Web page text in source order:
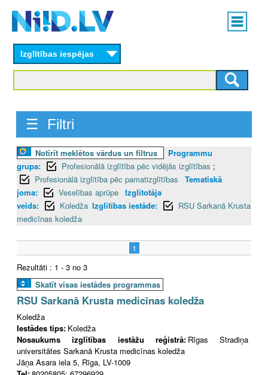
content
Main
menu
Izglītības iespējas
☰ Filtri
Notīrīt meklētos vārdus un filtrus
Programmu
grupa:
Profesionālā izglītība pēc vidējās izglītības ;
Profesionālā izglītība pēc pamatizglītības
Tematiskā
joma:
Veselības aprūpe Izglītotāja
veids:
Koledža Izglītības iestāde:
RSU Sarkanā Krusta
medicīnas koledža
1
Rezultāti : 1 - 3 no 3
Skatīt visas iestādes programmas
RSU Sarkanā Krusta medicīnas koledža
Koledža
Iestādes tips: Koledža
Nosaukums izglītības iestāžu reģistrā: Rīgas Stradiņa
universitātes Sarkanā Krusta medicīnas koledža
Jāņa Asara iela 5, Rīga, LV-1009